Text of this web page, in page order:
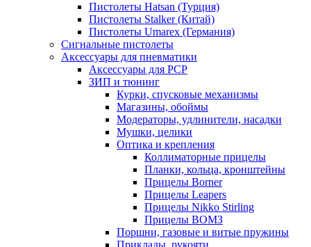
Пистолеты Hatsan (Турция)
Пистолеты Stalker (Китай)
Пистолеты Umarex (Германия)
Сигнальные пистолеты
Аксессуары для пневматики
Аксессуары для PCP
ЗИП и тюнинг
Курки, спусковые механизмы
Магазины, обоймы
Модераторы, удлинители, насадки
Мушки, целики
Оптика и крепления
Коллиматорные прицелы
Планки, кольца, кронштейны
Прицелы Borner
Прицелы Leapers
Прицелы Nikko Stirling
Прицелы ВОМЗ
Поршни, газовые и витые пружины
Приклады, рукояти